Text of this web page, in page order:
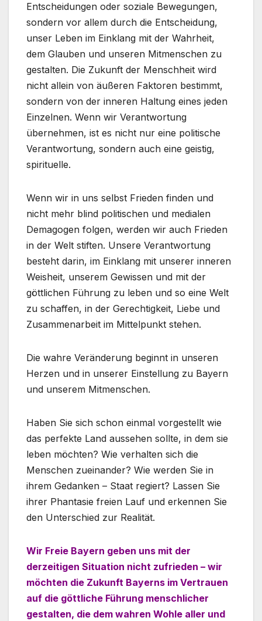
Entscheidungen oder soziale Bewegungen,
sondern vor allem durch die Entscheidung,
unser Leben im Einklang mit der Wahrheit,
dem Glauben und unseren Mitmenschen zu
gestalten. Die Zukunft der Menschheit wird
nicht allein von äußeren Faktoren bestimmt,
sondern von der inneren Haltung eines jeden
Einzelnen. Wenn wir Verantwortung
übernehmen, ist es nicht nur eine politische
Verantwortung, sondern auch eine geistig,
spirituelle.
Wenn wir in uns selbst Frieden finden und
nicht mehr blind politischen und medialen
Demagogen folgen, werden wir auch Frieden
in der Welt stiften. Unsere Verantwortung
besteht darin, im Einklang mit unserer inneren
Weisheit, unserem Gewissen und mit der
göttlichen Führung zu leben und so eine Welt
zu schaffen, in der Gerechtigkeit, Liebe und
Zusammenarbeit im Mittelpunkt stehen.
Die wahre Veränderung beginnt in unseren
Herzen und in unserer Einstellung zu Bayern
und unserem Mitmenschen.
Haben Sie sich schon einmal vorgestellt wie
das perfekte Land aussehen sollte, in dem sie
leben möchten? Wie verhalten sich die
Menschen zueinander? Wie werden Sie in
ihrem Gedanken – Staat regiert? Lassen Sie
ihrer Phantasie freien Lauf und erkennen Sie
den Unterschied zur Realität.
Wir Freie Bayern geben uns mit der
derzeitigen Situation nicht zufrieden – wir
möchten die Zukunft Bayerns im Vertrauen
auf die göttliche Führung menschlicher
gestalten, die dem wahren Wohle aller und